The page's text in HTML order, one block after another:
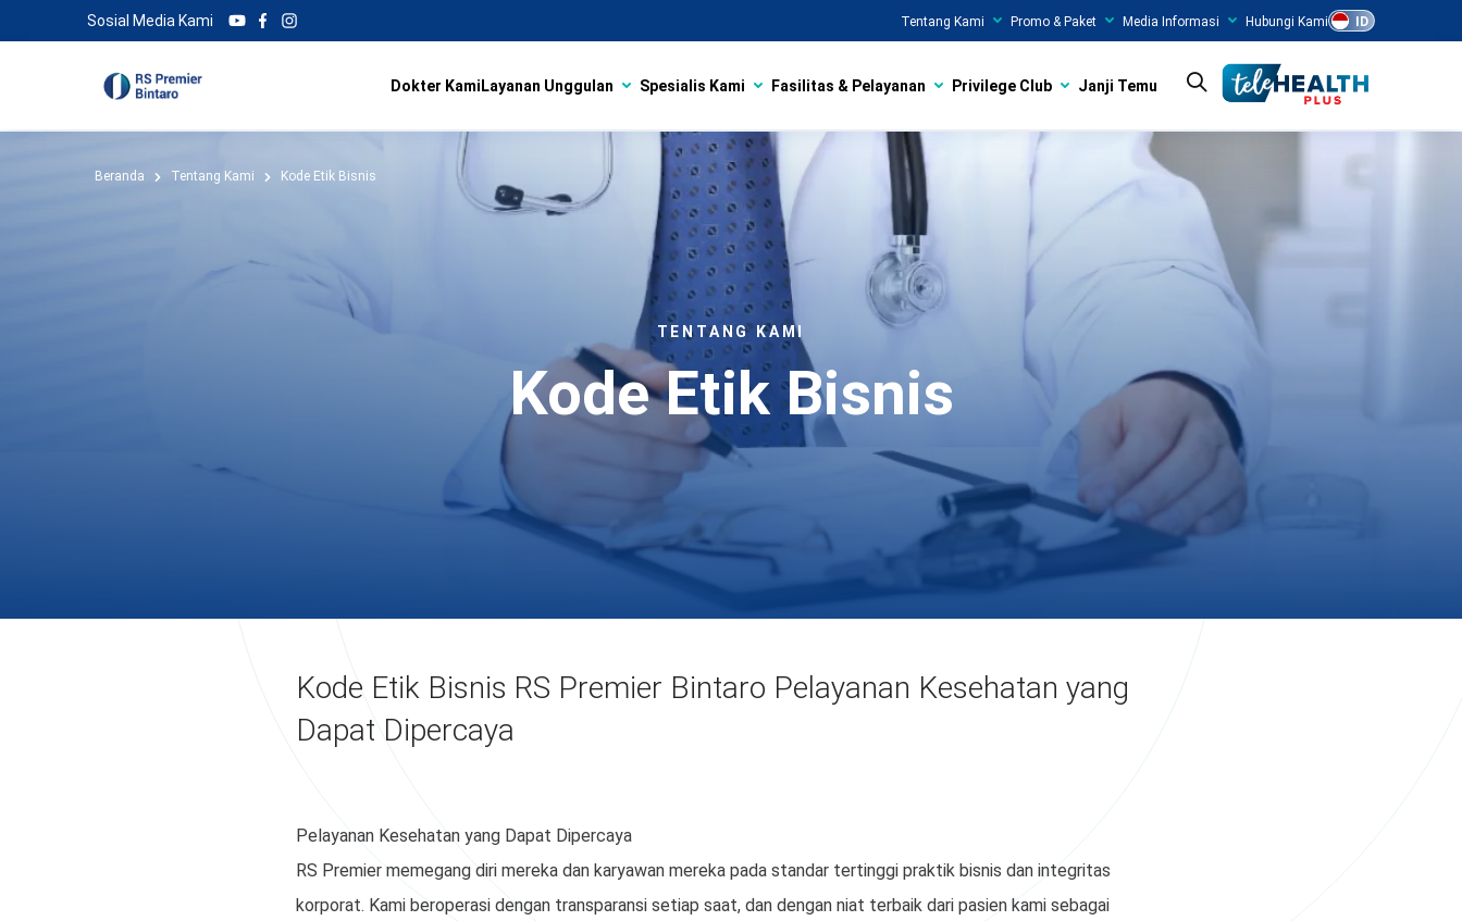
Sosial Media Kami Tentang Kami Promo & Paket Media Informasi Hubungi Kami ID
Dokter Kami Layanan Unggulan Spesialis Kami Fasilitas & Pelayanan Privilege Club Janji Temu
Beranda Tentang Kami Kode Etik Bisnis
TENTANG KAMI
Kode Etik Bisnis
Kode Etik Bisnis RS Premier Bintaro Pelayanan Kesehatan yang
Dapat Dipercaya
Pelayanan Kesehatan yang Dapat Dipercaya
RS Premier memegang diri mereka dan karyawan mereka pada standar tertinggi praktik bisnis dan integritas
korporat. Kami beroperasi dengan transparansi setiap saat, dan dengan niat terbaik dari pasien kami sebagai